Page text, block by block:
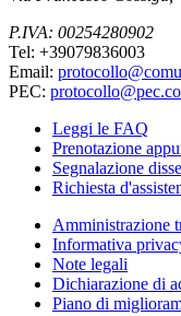
P.IVA: 00254280902
Tel: +39079836003
Email:
PEC:
Leggi le FAQ
Prenotazione
Segnalazione
Richiesta
Amministrazione
Informativa
Note legali
Dichiarazione di
Piano di